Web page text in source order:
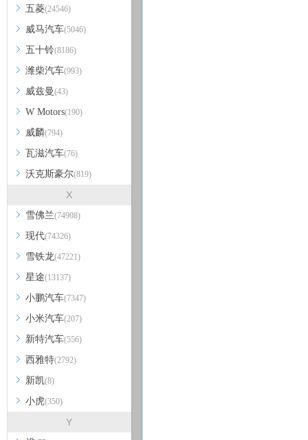
五菱(24546)
威马汽车(5046)
五十铃(8186)
潍柴汽车(993)
威兹曼(43)
W Motors(190)
威麟(794)
瓦滋汽车(76)
沃克斯豪尔(819)
X
雪佛兰(74908)
现代(74326)
雪铁龙(47221)
星途(13137)
小鹏汽车(7347)
小米汽车(207)
新特汽车(556)
西雅特(2792)
新凯(8)
小虎(350)
Y